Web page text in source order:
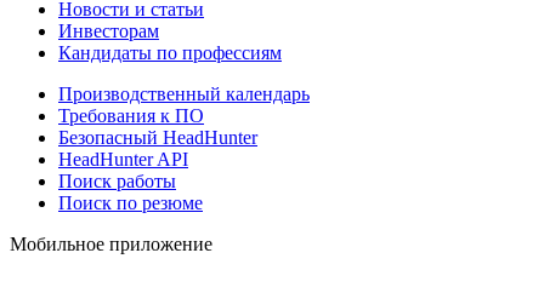
Новости и статьи
Инвесторам
Кандидаты по профессиям
Производственный календарь
Требования к ПО
Безопасный HeadHunter
HeadHunter API
Поиск работы
Поиск по резюме
Мобильное приложение